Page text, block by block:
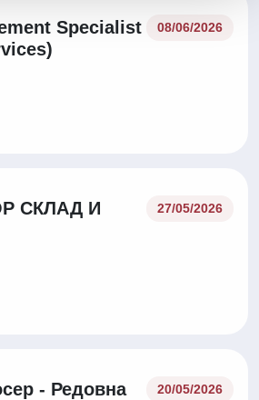
Specialist
08/06/2026
СКЛАД И
27/05/2026
- Редовна
20/05/2026